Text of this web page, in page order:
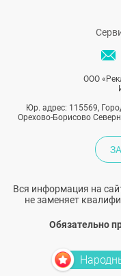
ООО
Юр. адрес: 115569,
Орехово-Борисово
Вся информация на
не заменяет
Обязательно